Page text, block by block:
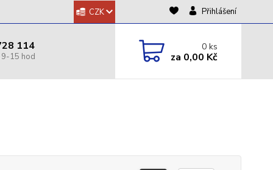
CZK Přihlášení
114 0ks
za 0,00 Kč